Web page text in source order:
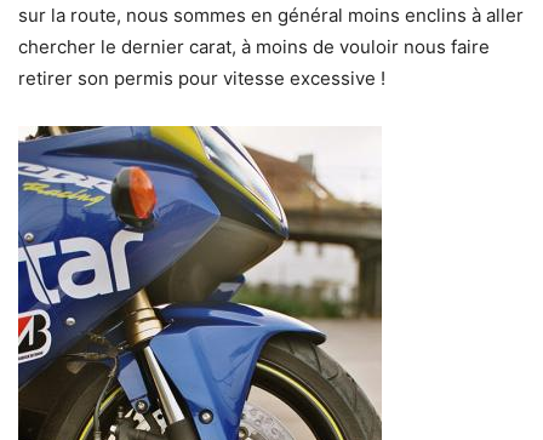
sur la route, nous sommes en général moins enclins à aller
chercher le dernier carat, à moins de vouloir nous faire
retirer son permis pour vitesse excessive !